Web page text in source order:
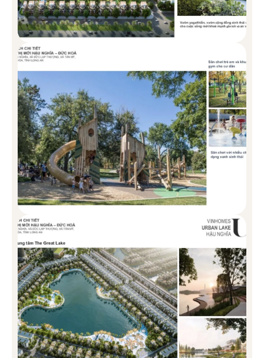
CÁC LOẠI HÌNH NHÀ Ở TẠI
VINHOMES GREEN CITY
Vinhomes Green City có đầy đủ các loại hình như: Nhà phố,
shophouse, biệt thự song lập, biệt thự đơn lập và căn hộ.
BIỆT THỰ ĐƠN LẬP VINHOMES
GREEN CITY
Biệt thự mang đến không gian sống đẳng cấp, riêng tư và gần gũi
thiên nhiên, là lựa chọn lý tưởng cho những gia đình muốn tận
hưởng cuộc sống sang trọng.
Diện tích: 200 – 250 m2/căn
Thiết kế: Chiều cao 4 tầng
BIỆT THỰ SONG LẬP VINHOMES